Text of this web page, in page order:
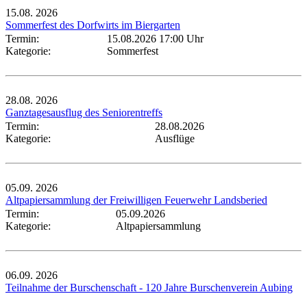
15.08. 2026
Sommerfest des Dorfwirts im Biergarten
Termin:
15.08.2026 17:00 Uhr
Kategorie:
Sommerfest
28.08. 2026
Ganztagesausflug des Seniorentreffs
Termin:
28.08.2026
Kategorie:
Ausflüge
05.09. 2026
Altpapiersammlung der Freiwilligen Feuerwehr Landsberied
Termin:
05.09.2026
Kategorie:
Altpapiersammlung
06.09. 2026
Teilnahme der Burschenschaft - 120 Jahre Burschenverein Aubing